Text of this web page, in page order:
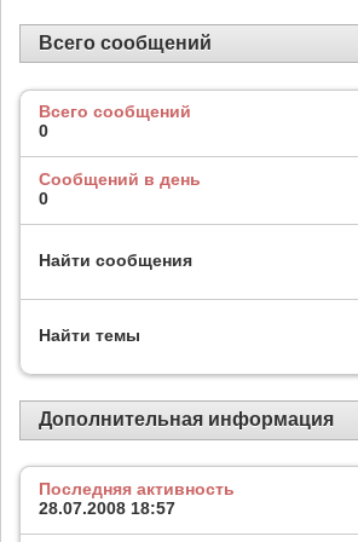
Всего сообщений
Всего сообщений
0
Сообщений в день
0
Найти сообщения
Найти темы
Дополнительная информация
Последняя активность
28.07.2008 18:57